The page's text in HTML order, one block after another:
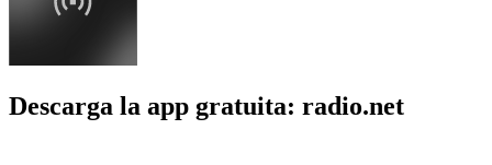
Descarga la app gratuita: radio.net